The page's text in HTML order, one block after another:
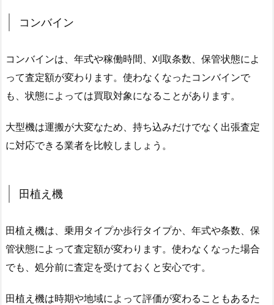
コンバイン
コンバインは、年式や稼働時間、刈取条数、保管状態によ
って査定額が変わります。使わなくなったコンバインで
も、状態によっては買取対象になることがあります。
大型機は運搬が大変なため、持ち込みだけでなく出張査定
に対応できる業者を比較しましょう。
田植え機
田植え機は、乗用タイプか歩行タイプか、年式や条数、保
管状態によって査定額が変わります。使わなくなった場合
でも、処分前に査定を受けておくと安心です。
田植え機は時期や地域によって評価が変わることもあるた